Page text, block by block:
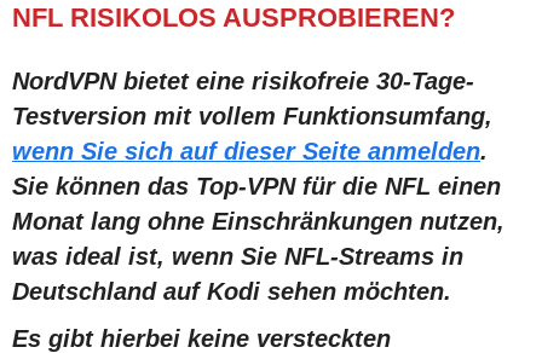
NFL RISIKOLOS AUSPROBIEREN?
NordVPN bietet eine risikofreie 30-Tage-
Testversion mit vollem Funktionsumfang,
wenn Sie sich auf dieser Seite anmelden.
Sie können das Top-VPN für die NFL einen
Monat lang ohne Einschränkungen nutzen,
was ideal ist, wenn Sie NFL-Streams in
Deutschland auf Kodi sehen möchten.
Es gibt hierbei keine versteckten